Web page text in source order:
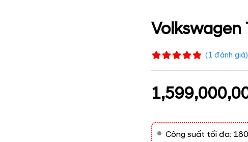
Volkswagen
(1 đánh giá)
Công suất tối đa: